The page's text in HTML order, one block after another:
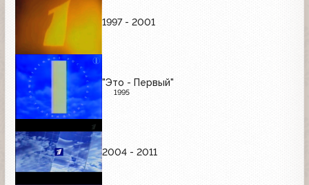
1997 - 2001
"Это - Первый"
1995
2004 - 2011